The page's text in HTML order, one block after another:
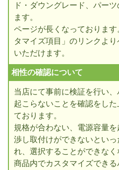
ド・ダウングレード、パー
ます。
ページが長くなっておりま
タマイズ項目」のリンクよ
いただけます。
相性の確認について
当店にて事前に検証を行い
起こらないことを確認をし
ております。
規格が合わない、電源容量
渉し取付けができないとい
れ、選択することができなく
商品内でカスタマイズでき